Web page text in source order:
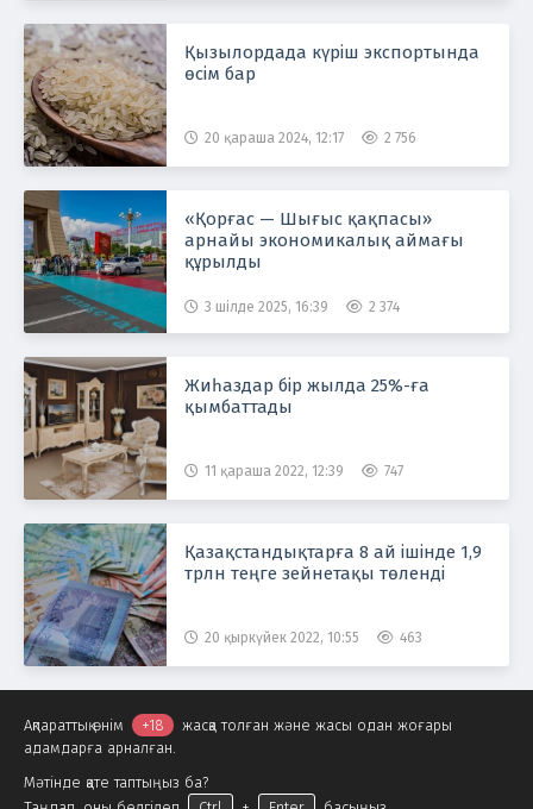
Қызылордада күріш экспортында
өсім бар
20 қараша 2024, 12:17 2 756
«Қорғас — Шығыс қақпасы»
арнайы экономикалық аймағы
құрылды
3 шілде 2025, 16:39 2 374
Жиһаздар бір жылда 25%-ға
қымбаттады
11 қараша 2022, 12:39 747
Қазақстандықтарға 8 ай ішінде 1,9
трлн теңге зейнетақы төленді
20 қыркүйек 2022, 10:55 463
Ақпараттық өнім +18
жасқа толған және жасы одан жоғары
адамдарға арналған.
Мәтінде қате таптыңыз ба?